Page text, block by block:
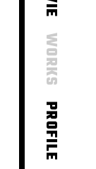
WORKS
PROFILE